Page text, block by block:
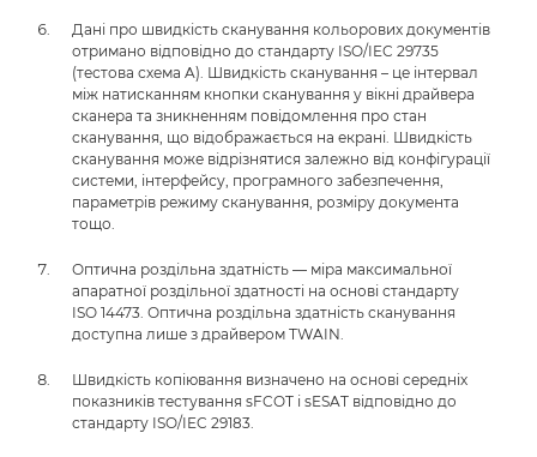
Дані про швидкість сканування кольорових документів
отримано відповідно до стандарту ISO/IEC 29735
(тестова схема A). Швидкість сканування – це інтервал
між натисканням кнопки сканування у вікні драйвера
сканера та зникненням повідомлення про стан
сканування, що відображається на екрані. Швидкість
сканування може відрізнятися залежно від конфігурації
системи, інтерфейсу, програмного забезпечення,
параметрів режиму сканування, розміру документа
тощо.
Оптична роздільна здатність — міра максимальної
апаратної роздільної здатності на основі стандарту
ISO 14473. Оптична роздільна здатність сканування
доступна лише з драйвером TWAIN.
Швидкість копіювання визначено на основі середніх
показників тестування sFCOT і sESAT відповідно до
стандарту ISO/IEC 29183.